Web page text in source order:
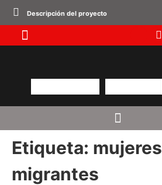
Descripción del proyecto
Etiqueta: mujeres
migrantes